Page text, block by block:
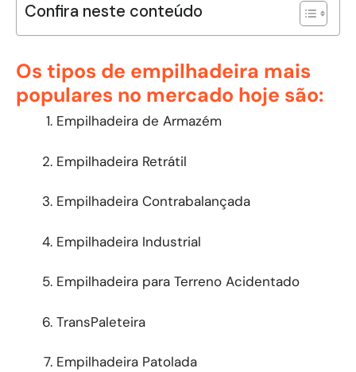
Confira neste conteúdo
Os tipos de empilhadeira mais
populares no mercado hoje são:
Empilhadeira de Armazém
Empilhadeira Retrátil
Empilhadeira Contrabalançada
Empilhadeira Industrial
Empilhadeira para Terreno Acidentado
TransPaleteira
Empilhadeira Patolada